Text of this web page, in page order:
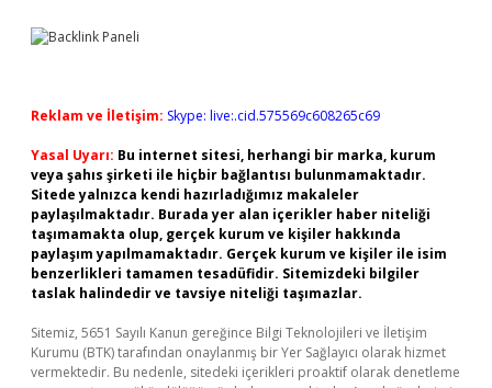
Reklam ve İletişim: Skype: live:.cid.575569c608265c69
Yasal Uyarı: Bu internet sitesi, herhangi bir marka, kurum
veya şahıs şirketi ile hiçbir bağlantısı bulunmamaktadır.
Sitede yalnızca kendi hazırladığımız makaleler
paylaşılmaktadır. Burada yer alan içerikler haber niteliği
taşımamakta olup, gerçek kurum ve kişiler hakkında
paylaşım yapılmamaktadır. Gerçek kurum ve kişiler ile isim
benzerlikleri tamamen tesadüfidir. Sitemizdeki bilgiler
taslak halindedir ve tavsiye niteliği taşımazlar.
Sitemiz, 5651 Sayılı Kanun gereğince Bilgi Teknolojileri ve İletişim
Kurumu (BTK) tarafından onaylanmış bir Yer Sağlayıcı olarak hizmet
vermektedir. Bu nedenle, sitedeki içerikleri proaktif olarak denetleme